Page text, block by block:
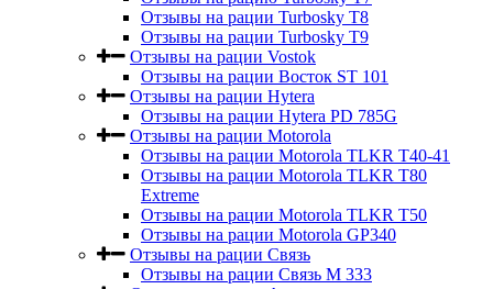
Отзывы на рации Turbosky T8
Отзывы на рации Turbosky T9
Отзывы на рации Vostok
Отзывы на рации Восток ST 101
Отзывы на рации Hytera
Отзывы на рации Hytera PD 785G
Отзывы на рации Motorola
Отзывы на рации Motorola TLKR T40-41
Отзывы на рации Motorola TLKR T80
Extreme
Отзывы на рации Motorola TLKR T50
Отзывы на рации Motorola GP340
Отзывы на рации Связь
Отзывы на рации Связь М 333